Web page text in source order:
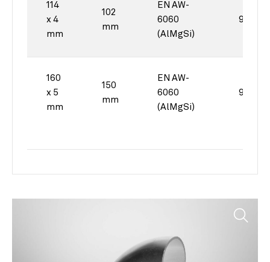
114
x 4
mm
102
mm
EN AW-
6060
(AlMgSi)
90°
160
x 5
mm
150
mm
EN AW-
6060
(AlMgSi)
90°